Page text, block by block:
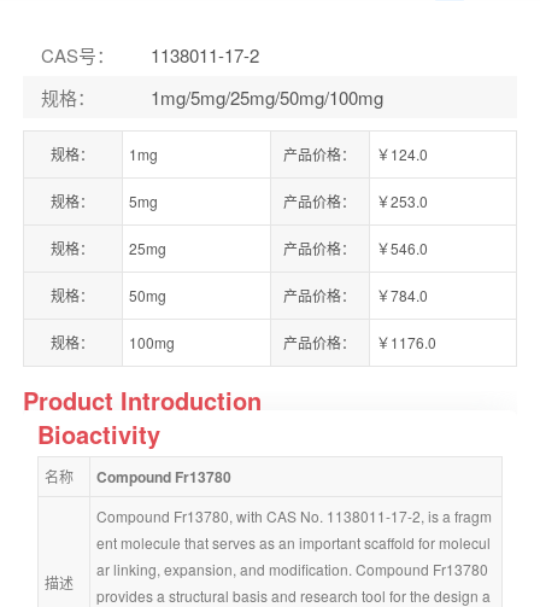
CAS号：
1138011-17-2
规格： 1mg/5mg/25mg/50mg/100mg
规格： 1mg 产品价格： ￥124.0
规格： 5mg 产品价格： ￥253.0
规格： 25mg 产品价格： ￥546.0
规格： 50mg 产品价格： ￥784.0
规格： 100mg 产品价格： ￥1176.0
Product Introduction
Bioactivity
名称 Compound Fr13780
描述
Compound Fr13780, with CAS No. 1138011-17-2, is a fragm
ent molecule that serves as an important scaffold for molecul
ar linking, expansion, and modification. Compound Fr13780
provides a structural basis and research tool for the design a